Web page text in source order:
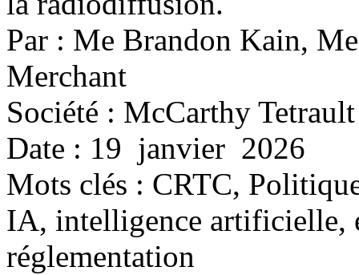
Par : Me Brandon Kain,
Merchant
Société : McCarthy Tetrault
Date : 19 janvier 2026
Mots clés : CRTC,
IA, intelligence artificielle,
réglementation